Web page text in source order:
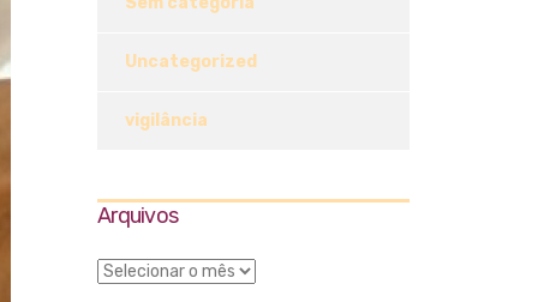
Uncategorized
vigilância
Arquivos